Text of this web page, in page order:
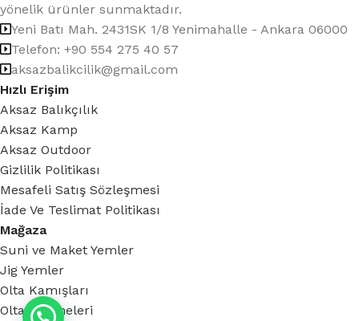
yönelik ürünler sunmaktadır.
Yeni Batı Mah. 2431SK 1/8 Yenimahalle - Ankara 06000
Telefon: +90 554 275 40 57
aksazbalikcilik@gmail.com
Hızlı Erişim
Aksaz Balıkçılık
Aksaz Kamp
Aksaz Outdoor
Gizlilik Politikası
Mesafeli Satış Sözleşmesi
İade Ve Teslimat Politikası
Mağaza
Suni ve Maket Yemler
Jig Yemler
Olta Kamışları
Olta Makineleri